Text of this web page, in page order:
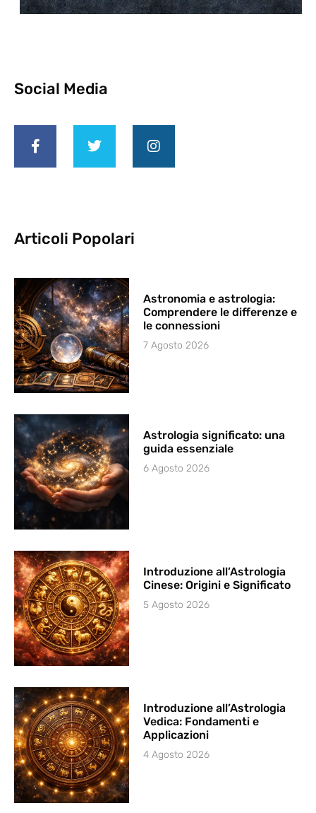
Social Media
Articoli Popolari
Astronomia e astrologia:
Comprendere le differenze e
le connessioni
7 Agosto 2026
Astrologia significato: una
guida essenziale
6 Agosto 2026
Introduzione all’Astrologia
Cinese: Origini e Significato
5 Agosto 2026
Introduzione all’Astrologia
Vedica: Fondamenti e
Applicazioni
4 Agosto 2026